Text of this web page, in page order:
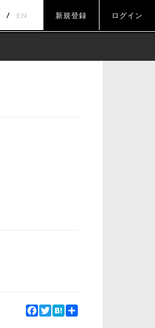
EN 新規登録 ログイン
Facebook
Twitter
Hatena